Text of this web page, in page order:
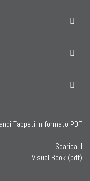
Scarica il
Visual Book (pdf)